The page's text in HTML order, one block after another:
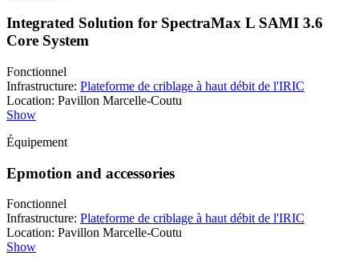
Integrated Solution for SpectraMax L SAMI 3.6
Core System
Fonctionnel
Infrastructure: Plateforme de criblage à haut débit de l'IRIC
Location: Pavillon Marcelle-Coutu
Show
Équipement
Epmotion and accessories
Fonctionnel
Infrastructure: Plateforme de criblage à haut débit de l'IRIC
Location: Pavillon Marcelle-Coutu
Show